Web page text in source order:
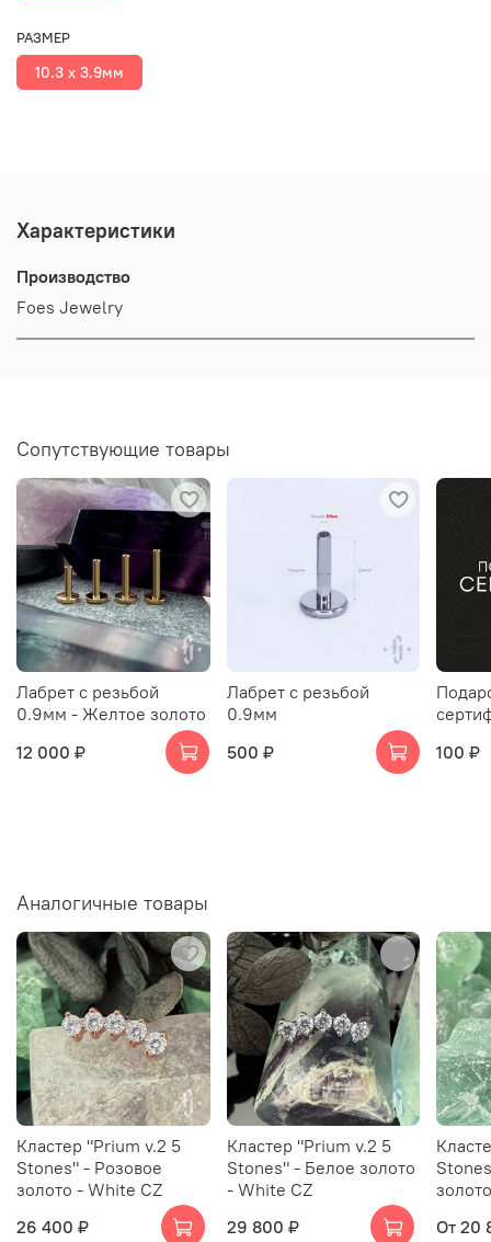
РАЗМЕР
10.3 х 3.9мм
Характеристики
Производство
Foes Jewelry
Сопутствующие товары
Лабрет с резьбой
0.9мм - Желтое золото
12 000 ₽
Лабрет с резьбой
0.9мм
500 ₽
100 ₽
Аналогичные товары
Кластер "Prium v.2 5
Stones" - Розовое
золото - White CZ
26 400 ₽
Кластер "Prium v.2 5
Stones" - Белое золото
- White CZ
29 800 ₽
От 20